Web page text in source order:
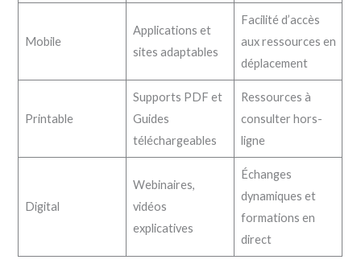
Mobile
Applications et
sites adaptables
Facilité d’accès
aux ressources en
déplacement
Printable
Supports PDF et
Guides
téléchargeables
Ressources à
consulter hors-
ligne
Digital
Webinaires,
vidéos
explicatives
Échanges
dynamiques et
formations en
direct